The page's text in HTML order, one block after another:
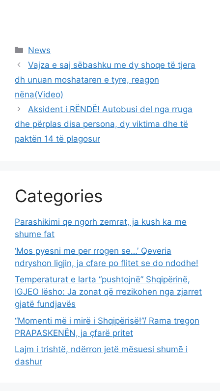
Categories
News
Vajza e saj sëbashku me dy shoqe të tjera
dh unuan moshataren e tyre, reagon
nëna(Video)
Aksident i RËNDË! Autobusi del nga rruga
dhe përplas disa persona, dy viktima dhe të
paktën 14 të plagosur
Categories
Parashikimi qe ngorh zemrat, ja kush ka me
shume fat
‘Mos pyesni me per rrogen se…’ Qeveria
ndryshon ligjin, ja cfare po flitet se do ndodhe!
Temperaturat e larta “pushtojnë” Shqipërinë,
IGJEO lësho: Ja zonat që rrezikohen nga zjarret
gjatë fundjavës
“Momenti më i mirë i Shqipërisë!”/ Rama tregon
PRAPASKENËN, ja çfarë pritet
Lajm i trishtë, ndërron jetë mësuesi shumē i
dashur